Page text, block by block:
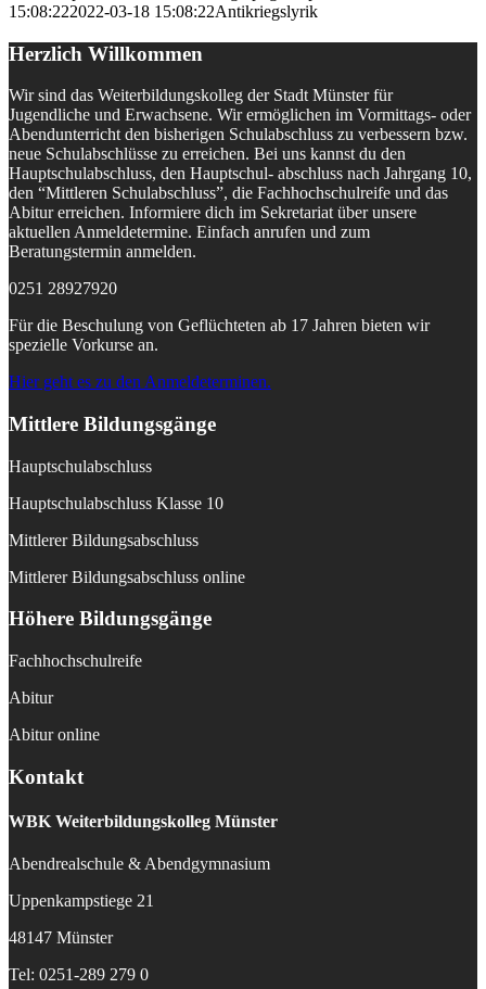
15:08:222022-03-18 15:08:22Antikriegslyrik
Herzlich Willkommen
Wir sind das Weiterbildungskolleg der Stadt Münster für
Jugendliche und Erwachsene. Wir ermöglichen im Vormittags- oder
Abendunterricht den bisherigen Schulabschluss zu verbessern bzw.
neue Schulabschlüsse zu erreichen. Bei uns kannst du den
Hauptschulabschluss, den Hauptschul- abschluss nach Jahrgang 10,
den “Mittleren Schulabschluss”, die Fachhochschulreife und das
Abitur erreichen. Informiere dich im Sekretariat über unsere
aktuellen Anmeldetermine. Einfach anrufen und zum
Beratungstermin anmelden.
0251 28927920
Für die Beschulung von Geflüchteten ab 17 Jahren bieten wir
spezielle Vorkurse an.
Hier geht es zu den Anmeldeterminen.
Mittlere Bildungsgänge
Hauptschulabschluss
Hauptschulabschluss Klasse 10
Mittlerer Bildungsabschluss
Mittlerer Bildungsabschluss online
Höhere Bildungsgänge
Fachhochschulreife
Abitur
Abitur online
Kontakt
WBK Weiterbildungskolleg Münster
Abendrealschule & Abendgymnasium
Uppenkampstiege 21
48147 Münster
Tel: 0251-289 279 0